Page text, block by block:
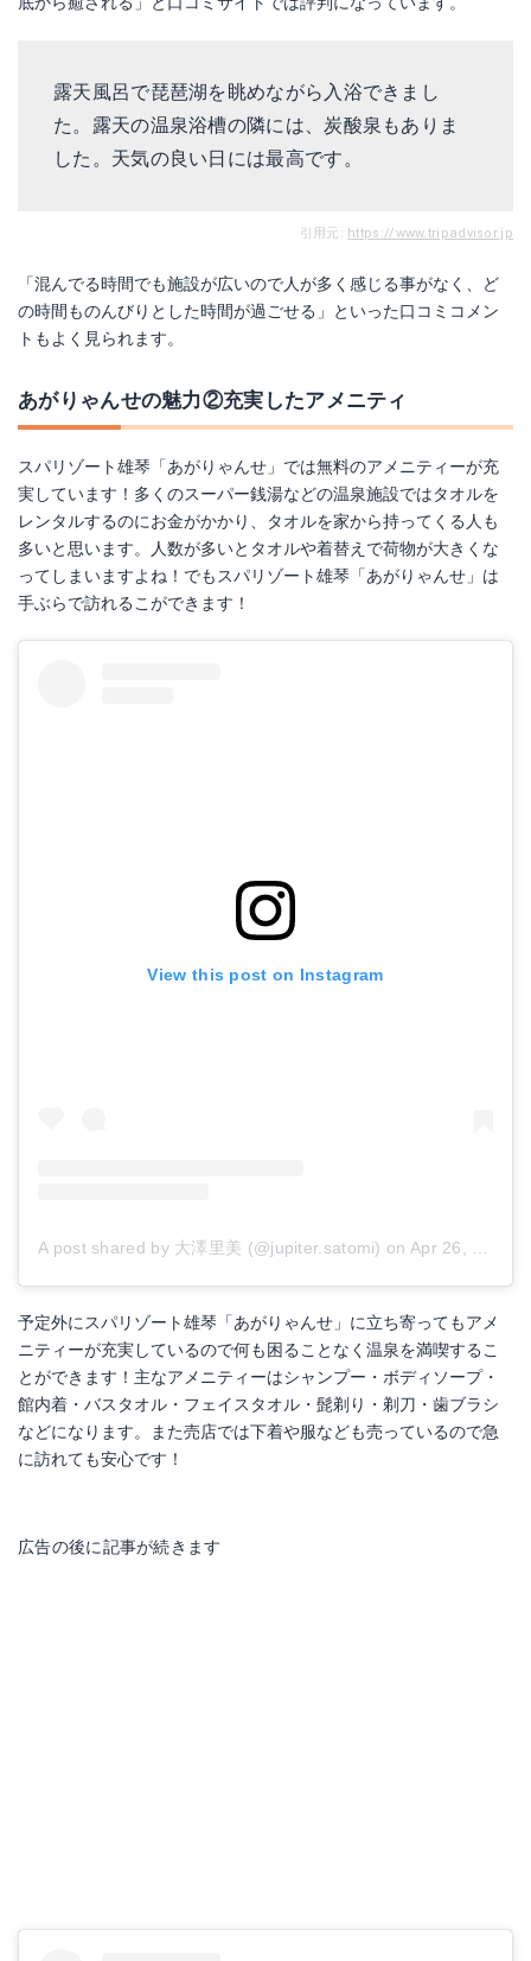
露天風呂で琵琶湖を眺めながら入浴できまし
た。露天の温泉浴槽の隣には、炭酸泉もありま
した。天気の良い日には最高です。
引用元: https://www.tripadvisor.jp
「混んでる時間でも施設が広いので人が多く感じる事がなく、ど
の時間ものんびりとした時間が過ごせる」といった口コミコメン
トもよく見られます。
あがりゃんせの魅力②充実したアメニティ
スパリゾート雄琴「あがりゃんせ」では無料のアメニティーが充
実しています！多くのスーパー銭湯などの温泉施設ではタオルを
レンタルするのにお金がかかり、タオルを家から持ってくる人も
多いと思います。人数が多いとタオルや着替えで荷物が大きくな
ってしまいますよね！でもスパリゾート雄琴「あがりゃんせ」は
手ぶらで訪れるこができます！
View this post on Instagram
A post shared by 大澤里美 (@jupiter.satomi) on Apr 26, 2018 at 2:07am PDT
予定外にスパリゾート雄琴「あがりゃんせ」に立ち寄ってもアメ
ニティーが充実しているので何も困ることなく温泉を満喫するこ
とができます！主なアメニティーはシャンプー・ボディソープ・
館内着・バスタオル・フェイスタオル・髭剃り・剃刀・歯ブラシ
などになります。また売店では下着や服なども売っているので急
に訪れても安心です！
広告の後に記事が続きます